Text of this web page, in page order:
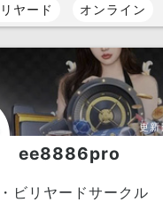
ヤード オンライン
更新
ee8886pro
ビリヤードサークル